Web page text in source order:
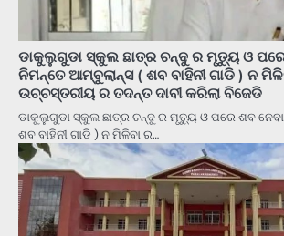
ଡାକୁଲୁଗୁଡା ସ୍କୁଲ ଛାତ୍ର ଚନ୍ଦୁ ର ମୃତ୍ୟୁ ଓ
ନିମନ୍ତେ ଆମ୍ବୁଲାନ୍ସ ( ଶବ ବାହିନୀ ଗାଡି ) ନ
ଉଚ୍ଚସ୍ତରୀୟ ର ତଦନ୍ତ ଦାବୀ କରିଲା ବିଜେଡି
ଡାକୁଲୁଗୁଡା ସ୍କୁଲ ଛାତ୍ର ଚନ୍ଦୁ ର ମୃତ୍ୟୁ ଓ ପରେ ଶବ
ଶବ ବାହିନୀ ଗାଡି ) ନ ମିଳିବା ର…